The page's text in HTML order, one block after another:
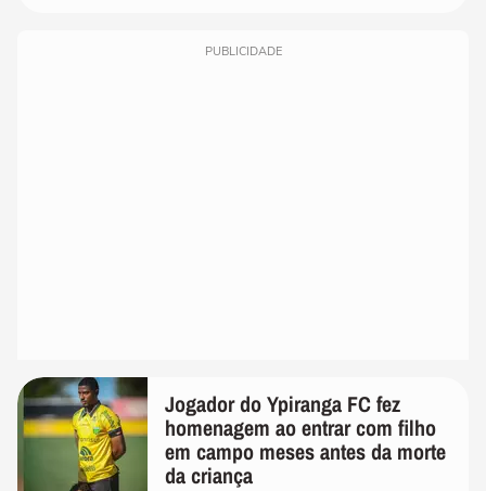
PUBLICIDADE
Jogador do Ypiranga FC fez
homenagem ao entrar com filho
em campo meses antes da morte
da criança